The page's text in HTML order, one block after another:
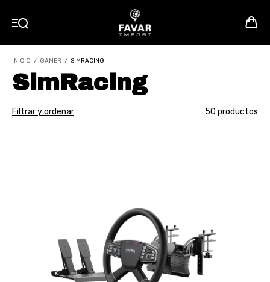
INICIO / GAMER / SIMRACING
SimRacing
Filtrar y ordenar 50 productos